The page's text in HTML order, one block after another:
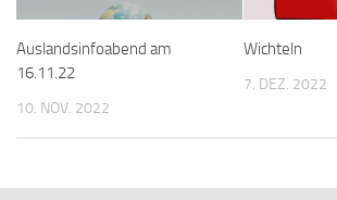
Auslandsinfoabend am
16.11.22
10. NOV. 2022
Wichteln
7. DEZ. 2022